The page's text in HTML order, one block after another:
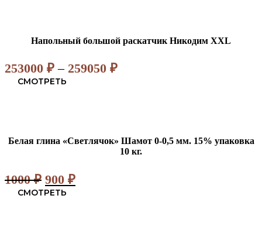
Напольный большой раскатчик Никодим XXL
253000 ₽ – 259050 ₽Диапазон
СМОТРЕТЬ
Белая глина «Светлячок» Шамот 0-0,5 мм. 15% упаковка
10 кг.
1000₽ Первоначальная
цена
900 ₽Текущая
СМОТРЕТЬ